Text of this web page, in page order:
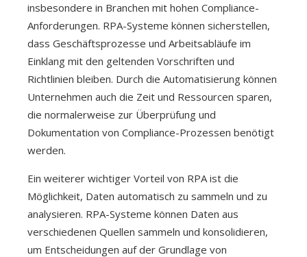
insbesondere in Branchen mit hohen Compliance-
Anforderungen. RPA-Systeme können sicherstellen,
dass Geschäftsprozesse und Arbeitsabläufe im
Einklang mit den geltenden Vorschriften und
Richtlinien bleiben. Durch die Automatisierung können
Unternehmen auch die Zeit und Ressourcen sparen,
die normalerweise zur Überprüfung und
Dokumentation von Compliance-Prozessen benötigt
werden.
Ein weiterer wichtiger Vorteil von RPA ist die
Möglichkeit, Daten automatisch zu sammeln und zu
analysieren. RPA-Systeme können Daten aus
verschiedenen Quellen sammeln und konsolidieren,
um Entscheidungen auf der Grundlage von